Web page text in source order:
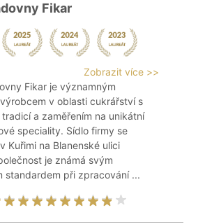
Fikar
Zobrazit více >>
Fikar je významným
v oblasti cukrářství s
a zaměřením na unikátní
speciality. Sídlo firmy se
Kuřimi na Blanenské ulici
je známá svým
standardem při zpracování ...